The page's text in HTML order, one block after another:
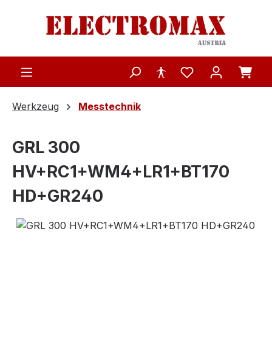
Zum Hauptinhalt springen
Werkzeug Messtechnik
GRL 300
HV+RC1+WM4+LR1+BT170
HD+GR240
Bildergalerie überspringen